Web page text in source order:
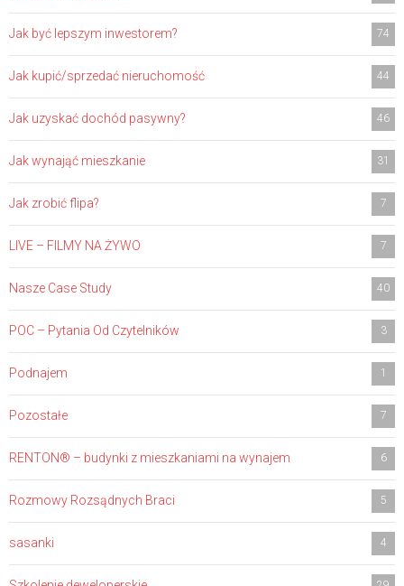
Jak być lepszym inwestorem? 74
Jak kupić/sprzedać nieruchomość 44
Jak uzyskać dochód pasywny? 46
Jak wynająć mieszkanie 31
Jak zrobić flipa? 7
LIVE – FILMY NA ŻYWO 7
Nasze Case Study 40
POC – Pytania Od Czytelników 3
Podnajem 1
Pozostałe 7
RENTON® – budynki z mieszkaniami na wynajem 6
Rozmowy Rozsądnych Braci 5
sasanki 4